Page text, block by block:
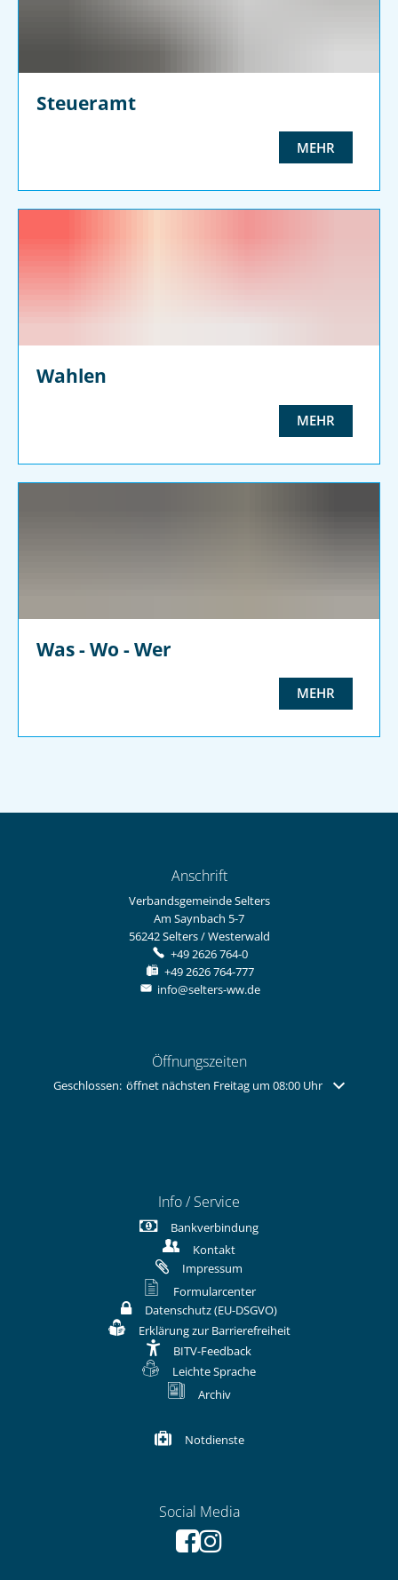
Steueramt
MEHR
Wahlen
MEHR
Was - Wo - Wer
MEHR
Anschrift
Verbandsgemeinde Selters
Am Saynbach 5-7
56242Selters / Westerwald
+49 2626 764-0
+49 2626 764-777
info@selters-ww.de
Öffnungszeiten
Klicken, um weitere Öffnungs- oder Schließzeiten auszublenden
Geschlossen: öffnet nächsten Freitag um 08:00 Uhr
Info / Service
Bankverbindung
Kontakt
Impressum
Formularcenter
Datenschutz (EU-DSGVO)
Erklärung zur Barrierefreiheit
BITV-Feedback
Leichte Sprache
Archiv
Notdienste
Social Media